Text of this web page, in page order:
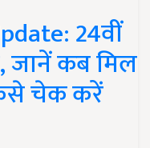
24वीं
जानें कब मिल
चेक करें